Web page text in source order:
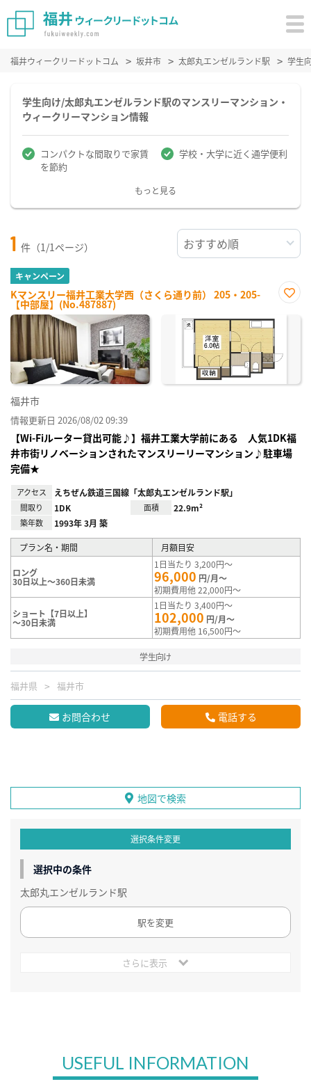
福井ウィークリードットコム 坂井市 太郎丸エンゼルランド駅 学生
学生向け/太郎丸エンゼルランド駅のマンスリーマンション・
ウィークリーマンション情報
コンパクトな間取りで家賃
を節約
学校・大学に近く通学便利
もっと見る
1 件（1/1ページ）
キャンペーン
Kマンスリー福井工業大学西（さくら通り前） 205・205-
【中部屋】(No.487887)
に入
福井市
情報更新日 2026/08/02 09:39
【Wi-Fiルーター貸出可能♪】福井工業大学前にある 人気1DK福
井市街リノベーションされたマンスリーリーマンション♪駐車場
完備★
アクセス えちぜん鉄道三国線「太郎丸エンゼルランド駅」
間取り 1DK 面積 22.9m²
築年数 1993年 3月 築
プラン名・期間 月額目安
ロング
30日以上～360日未満
1日当たり 3,200円～
96,000 円/月～
初期費用他 22,000円～
ショート【7日以上】
～30日未満
1日当たり 3,400円～
102,000 円/月～
初期費用他 16,500円～
学生向け
福井県 福井市
お問合わせ 電話する
地図で検索
選択条件変更
選択中の条件
太郎丸エンゼルランド駅
駅を変更
さらに表示
USEFUL INFORMATION